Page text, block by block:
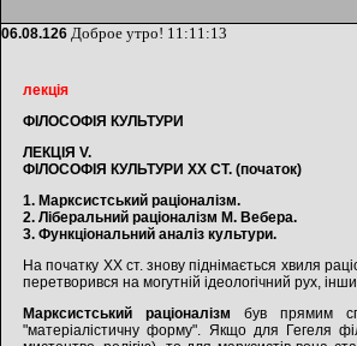
06.08.126 Доброе утро! 11:11:13
лекція
ФІЛОСОФІЯ КУЛЬТУРИ
ЛЕКЦІЯ V.
ФІЛОСОФІЯ КУЛЬТУРИ ХХ СТ. (початок)
1. Марксистський раціоналізм.
2. Ліберальний раціоналізм М. Вебера.
3. Функціональний аналіз культури.
На початку ХХ ст. знову піднімається хвиля
перетворився на могутній ідеологічний рух,
Марксистський раціоналізм був прямим
"матеріалістичну форму". Якщо для Гегеля